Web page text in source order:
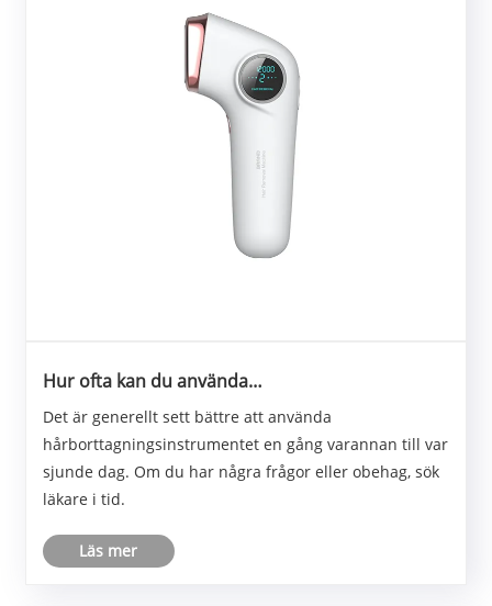
Hur ofta kan du använda
Det är generellt sett bättre att använda
hårborttagningsinstrumentet en gång varannan till var
sjunde dag. Om du har några frågor eller obehag, sök
läkare i tid.
Läs mer